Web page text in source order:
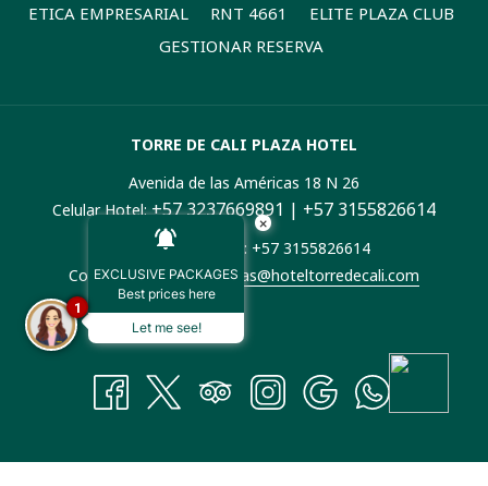
ETICA EMPRESARIAL
RNT 4661 ABRE
EN
ELITE PLAZA CLUB
GESTIONAR RESERVA
TORRE DE CALI PLAZA HOTEL
Avenida de las Américas 18 N 26
Celular Hotel:+57 3237669891 | +57 3155826614
Whatsapp Ventas: +57 3155826614
Correo electrónico:ventas@hoteltorredecali.com
×
EXCLUSIVE PACKAGES
Best prices here
Let me see!
1